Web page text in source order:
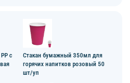
с
Стакан бумажный 350мл для
горячих напитков розовый 50
шт/уп